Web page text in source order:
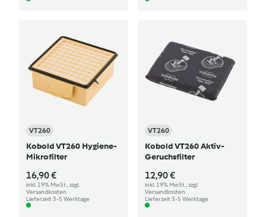
VT260
Kobold VT260 Hygiene-
Mikrofilter
16,90 €
inkl. 19% MwSt., zzgl.
Versandkosten
Lieferzeit 3-5 Werktage
VT260
Kobold VT260 Aktiv-
Geruchsfilter
12,90 €
inkl. 19% MwSt., zzgl.
Versandkosten
Lieferzeit 3-5 Werktage